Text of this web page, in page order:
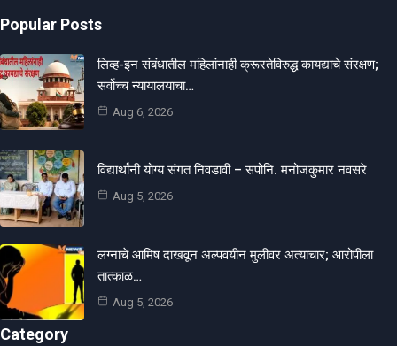
Popular Posts
लिव्ह-इन संबंधातील महिलांनाही क्रूरतेविरुद्ध कायद्याचे संरक्षण;
सर्वोच्च न्यायालयाचा…
Aug 6, 2026
विद्यार्थांनी योग्य संगत निवडावी – सपोनि. मनोजकुमार नवसरे
Aug 5, 2026
लग्नाचे आमिष दाखवून अल्पवयीन मुलीवर अत्याचार; आरोपीला
तात्काळ…
Aug 5, 2026
Category